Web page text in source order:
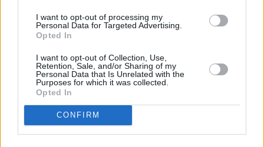
I want to opt-out of processing my
Personal Data for Targeted Advertising.
Opted In
I want to opt-out of Collection, Use,
Retention, Sale, and/or Sharing of my
Personal Data that Is Unrelated with the
Purposes for which it was collected.
Opted In
CONFIRM